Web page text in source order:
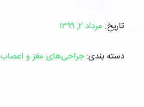
تاریخ: مرداد ۲, ۱۳۹۹
دسته بندی:جراحی‌های مغز و اعصاب